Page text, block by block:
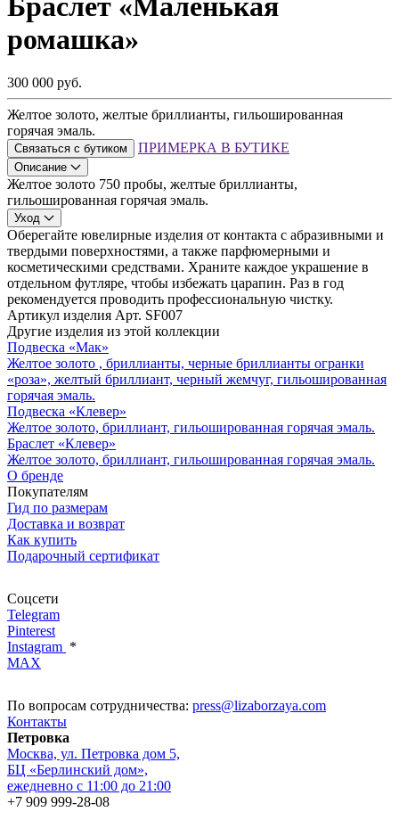
ромашка»
300 000 руб.
Желтое золото, желтые бриллианты, гильошированная
горячая эмаль.
Связаться с бутиком ПРИМЕРКА В БУТИКЕ
Описание
Желтое золото 750 пробы, желтые бриллианты,
гильошированная горячая эмаль.
Уход
Оберегайте ювелирные изделия от контакта с абразивными и
твердыми поверхностями, а также парфюмерными и
косметическими средствами. Храните каждое украшение в
отдельном футляре, чтобы избежать царапин. Раз в год
рекомендуется проводить профессиональную чистку.
Артикул изделия Арт. SF007
Другие изделия из этой коллекции
Подвеска «Мак»
Желтое золото , бриллианты, черные бриллианты огранки
«роза», желтый бриллиант, черный жемчуг, гильошированная
горячая эмаль.
Подвеска «Клевер»
Желтое золото, бриллиант, гильошированная горячая эмаль.
Браслет «Клевер»
Желтое золото, бриллиант, гильошированная горячая эмаль.
О бренде
Покупателям
Гид по размерам
Доставка и возврат
Как купить
Подарочный сертификат
Соцсети
Telegram
Pinterest
Instagram *
MAX
По вопросам сотрудничества: press@lizaborzaya.com
Контакты
Петровка
Москва, ул. Петровка дом 5,
БЦ «Берлинский дом»,
ежедневно с 11:00 до 21:00
+7 909 999-28-08